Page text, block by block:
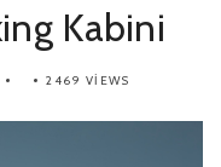
Kabini
2469 VIEWS